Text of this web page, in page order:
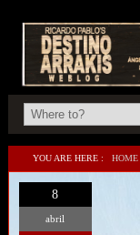
YOU ARE HERE : HOME
8
abril